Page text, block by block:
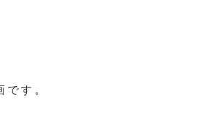
です。